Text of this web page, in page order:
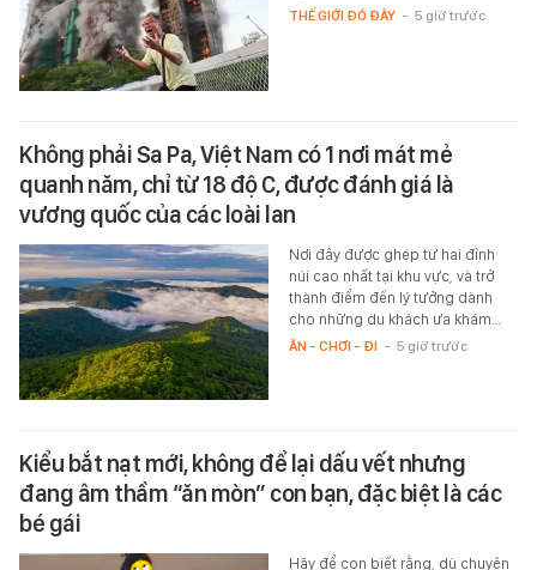
THẾ GIỚI ĐÓ ĐÂY - 5 giờ trước
Không phải Sa Pa, Việt Nam có 1 nơi mát mẻ
quanh năm, chỉ từ 18 độ C, được đánh giá là
vương quốc của các loài lan
Nơi đây được ghép từ hai đỉnh
núi cao nhất tại khu vực, và trở
thành điểm đến lý tưởng dành
cho những du khách ưa khám…
ĂN - CHƠI - ĐI - 5 giờ trước
Kiểu bắt nạt mới, không để lại dấu vết nhưng
đang âm thầm “ăn mòn” con bạn, đặc biệt là các
bé gái
Hãy để con biết rằng, dù chuyện